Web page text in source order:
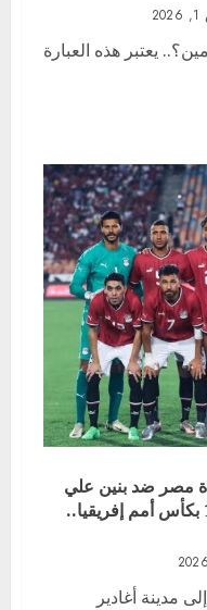
يعتبر هذه العبارة
مصر ضد بنين علي
جميع القنوات المفتوحة بدور الـ 16 بكأس أمم إفريقيا..
مدينة أغادير